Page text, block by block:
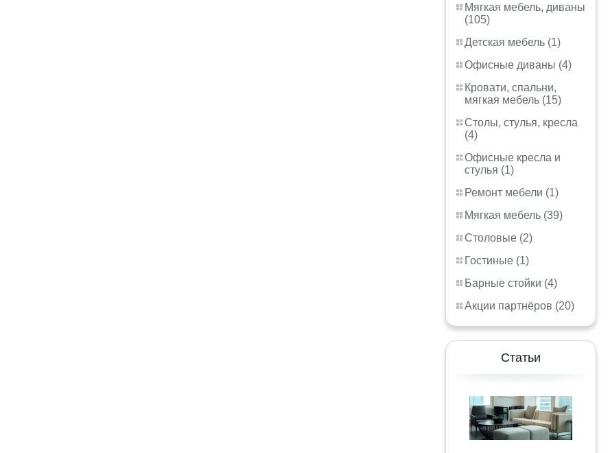
Мягкая мебель, диваны
(105)
Детская мебель (1)
Офисные диваны (4)
Кровати, спальни,
мягкая мебель (15)
Столы, стулья, кресла
(4)
Офисные кресла и
стулья (1)
Ремонт мебели (1)
Мягкая мебель (39)
Столовые (2)
Гостиные (1)
Барные стойки (4)
Акции партнёров (20)
Статьи